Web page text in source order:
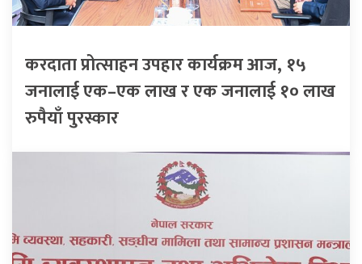
करदाता प्रोत्साहन उपहार कार्यक्रम आज, १५
जनालाई एक–एक लाख र एक जनालाई १० लाख
रुपैयाँ पुरस्कार